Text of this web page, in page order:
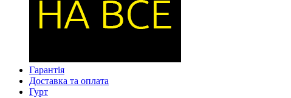
Гарантія
Доставка та оплата
Гурт